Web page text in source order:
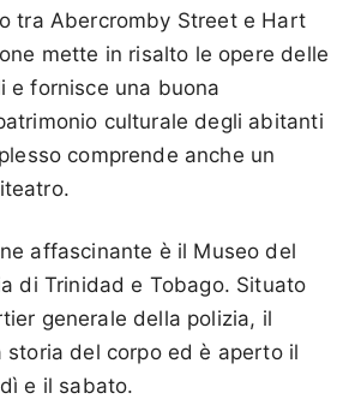
tra Abercromby Street e Hart
mette in risalto le opere delle
e fornisce una buona
culturale degli abitanti
comprende anche un
affascinante è il Museo del
di Trinidad e Tobago. Situato
generale della polizia, il
storia del corpo ed è aperto il
e il sabato.